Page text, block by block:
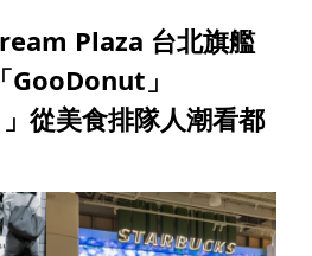
Plaza 台北旗艦
GooDonut」
從美食排隊人潮看都